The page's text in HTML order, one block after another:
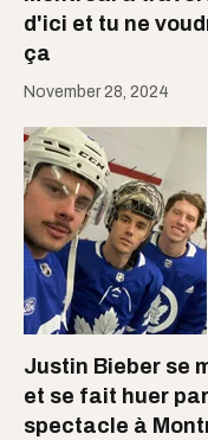
d'ici et tu ne
ça
November 28, 2024
Justin Bieber se
et se fait huer
spectacle à